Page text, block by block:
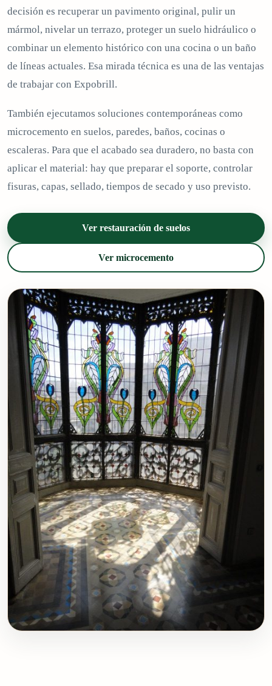
decisión es recuperar un pavimento original, pulir un
mármol, nivelar un terrazo, proteger un suelo hidráulico o
combinar un elemento histórico con una cocina o un baño
de líneas actuales. Esa mirada técnica es una de las ventajas
de trabajar con Expobrill.
También ejecutamos soluciones contemporáneas como
microcemento en suelos, paredes, baños, cocinas o
escaleras. Para que el acabado sea duradero, no basta con
aplicar el material: hay que preparar el soporte, controlar
fisuras, capas, sellado, tiempos de secado y uso previsto.
Ver restauración de suelos
Ver microcemento